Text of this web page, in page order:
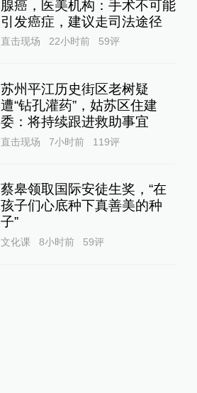
腺癌，医美机构：手术不可能
引发癌症，建议走司法途径
直击现场 22小时前 59评
苏州平江历史街区老树疑
遭“钻孔灌药”，姑苏区住建
委：将持续跟进救助事宜
直击现场 7小时前 119评
蔡皋领取国际安徒生奖，“在
孩子们心底种下真善美的种
子”
文化课 8小时前 59评